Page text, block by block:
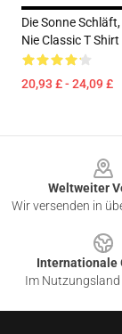
Die Sonne
Nie Classic T Shirt
20,93 £ - 24,09 £
Weltweiter
Wir versenden in
Internationale
Im